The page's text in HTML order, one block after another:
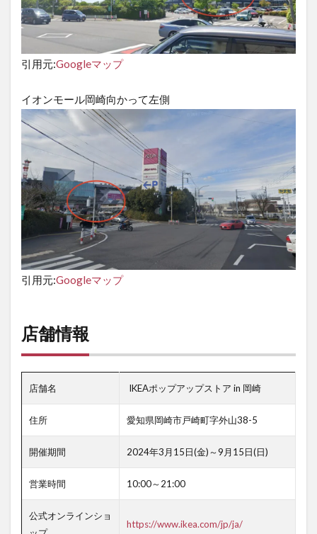
引用元:Googleマップ
イオンモール岡崎向かって左側
引用元:Googleマップ
店舗情報
店舗名 IKEAポップアップストア in 岡崎
住所 愛知県岡崎市戸崎町字外山38-5
開催期間 2024年3月15日(金)～9月15日(日)
営業時間 10:00～21:00
公式オンラインショ
https://www.ikea.com/jp/ja/